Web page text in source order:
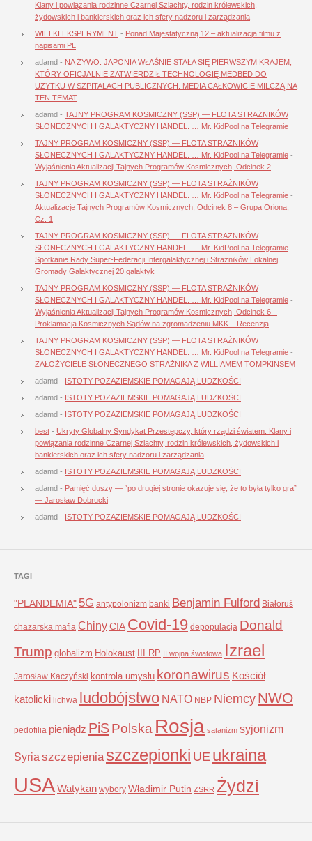
Klany i powiązania rodzinne Czarnej Szlachty, rodzin królewskich,
żydowskich i bankierskich oraz ich sfery nadzoru i zarządzania
WIELKI EKSPERYMENT - Ponad Majestatyczną 12 – aktualizacja filmu z
napisami PL
adamd - NA ŻYWO: JAPONIA WŁAŚNIE STAŁA SIĘ PIERWSZYM KRAJEM,
KTÓRY OFICJALNIE ZATWIERDZIŁ TECHNOLOGIĘ MEDBED DO
UŻYTKU W SZPITALACH PUBLICZNYCH. MEDIA CAŁKOWICIE MILCZĄ NA
TEN TEMAT
adamd - TAJNY PROGRAM KOSMICZNY (SSP) — FLOTA STRAŻNIKÓW
SŁONECZNYCH I GALAKTYCZNY HANDEL. … Mr. KidPool na Telegramie
TAJNY PROGRAM KOSMICZNY (SSP) — FLOTA STRAŻNIKÓW
SŁONECZNYCH I GALAKTYCZNY HANDEL. … Mr. KidPool na Telegramie -
Wyjaśnienia Aktualizacji Tajnych Programów Kosmicznych, Odcinek 2
TAJNY PROGRAM KOSMICZNY (SSP) — FLOTA STRAŻNIKÓW
SŁONECZNYCH I GALAKTYCZNY HANDEL. … Mr. KidPool na Telegramie -
Aktualizacje Tajnych Programów Kosmicznych, Odcinek 8 – Grupa Oriona,
Cz. 1
TAJNY PROGRAM KOSMICZNY (SSP) — FLOTA STRAŻNIKÓW
SŁONECZNYCH I GALAKTYCZNY HANDEL. … Mr. KidPool na Telegramie -
Spotkanie Rady Super-Federacji Intergalaktycznej i Strażników Lokalnej
Gromady Galaktycznej 20 galaktyk
TAJNY PROGRAM KOSMICZNY (SSP) — FLOTA STRAŻNIKÓW
SŁONECZNYCH I GALAKTYCZNY HANDEL. … Mr. KidPool na Telegramie -
Wyjaśnienia Aktualizacji Tajnych Programów Kosmicznych, Odcinek 6 –
Proklamacja Kosmicznych Sądów na zgromadzeniu MKK – Recenzja
TAJNY PROGRAM KOSMICZNY (SSP) — FLOTA STRAŻNIKÓW
SŁONECZNYCH I GALAKTYCZNY HANDEL. … Mr. KidPool na Telegramie -
ZAŁOŻYCIELE SŁONECZNEGO STRAŻNIKA Z WILLIAMEM TOMPKINSEM
adamd - ISTOTY POZAZIEMSKIE POMAGAJĄ LUDZKOŚCI
adamd - ISTOTY POZAZIEMSKIE POMAGAJĄ LUDZKOŚCI
adamd - ISTOTY POZAZIEMSKIE POMAGAJĄ LUDZKOŚCI
best - Ukryty Globalny Syndykat Przestępczy, który rządzi światem: Klany i
powiązania rodzinne Czarnej Szlachty, rodzin królewskich, żydowskich i
bankierskich oraz ich sfery nadzoru i zarządzania
adamd - ISTOTY POZAZIEMSKIE POMAGAJĄ LUDZKOŚCI
adamd - Pamięć duszy — “po drugiej stronie okazuje się, że to była tylko gra”
— Jarosław Dobrucki
adamd - ISTOTY POZAZIEMSKIE POMAGAJĄ LUDZKOŚCI
TAGI
"PLANDEMIA" 5G antypolonizm banki Benjamin Fulford Białoruś
chazarska mafia ChinyCIA Covid-19 depopulacja Donald
Trump globalizm Holokaust III RP II wojna światowa Izrael
Jarosław Kaczyński kontrola umysłu koronawirus Kościół
katolicki lichwa ludobójstwo NATO NBP NiemcyNWO
pedofilia pieniądz PiSPolska Rosja satanizm syjonizm
Syria szczepienia szczepionki UE ukraina
USAWatykan wybory Władimir Putin ZSRR Żydzi